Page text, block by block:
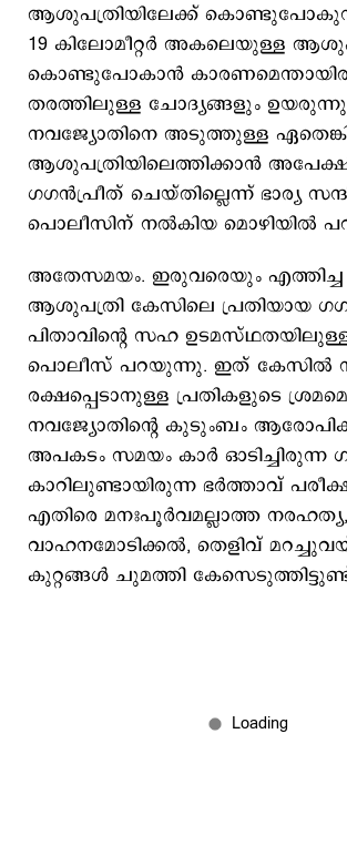
ആശുപത്രിയിലേക്ക്
19 കിലോമീറ്റർ അകലെയുള്ള
കൊണ്ടുപോകാൻ
തരത്തിലുള്ള ചോദ്യങ്ങളും
നവജ്യോതിനെ അടുത്തുള്ള
ആശുപത്രിയിലെത്തിക്കാന്‍
ഗഗൻപ്രീത് ചെയ്തില്ലെന്ന് ഭാര്യ
പൊലീസിന് നല്‍കിയ മൊഴിയില്‍
അതേസമയം. ഇരുവരെയും എത്തിച്ച
ആശുപത്രി കേസിലെ പ്രതിയായ
പിതാവിന്‍റെ സഹ
പൊലീസ് പറയുന്നു. ഇത് കേസില്‍
രക്ഷപ്പെടാനുള്ള പ്രതികളുടെ
നവജ്യോതിന്‍റെ കുടുംബം
അപകടം സമയം കാര്‍ ഓടിച്ചിരുന്ന
കാറിലുണ്ടായിരുന്ന ഭർത്താവ്
എതിരെ മനഃപൂർവമല്ലാത്ത
വാഹനമോടിക്കൽ, തെളിവ്
കുറ്റങ്ങൾ ചുമത്തി